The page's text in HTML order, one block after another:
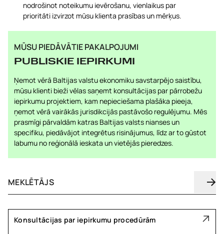
nodrošinot noteikumu ievērošanu, vienlaikus par
prioritāti izvirzot mūsu klienta prasības un mērķus.
MŪSU PIEDĀVĀTIE PAKALPOJUMI
PUBLISKIE IEPIRKUMI
Ņemot vērā Baltijas valstu ekonomiku savstarpējo saistību,
mūsu klienti bieži vēlas saņemt konsultācijas par pārrobežu
iepirkumu projektiem, kam nepieciešama plašāka pieeja,
ņemot vērā vairākās jurisdikcijās pastāvošo regulējumu. Mēs
prasmīgi pārvaldām katras Baltijas valsts nianses un
specifiku, piedāvājot integrētus risinājumus, līdz ar to gūstot
labumu no reģionālā ieskata un vietējās pieredzes.
Konsultācijas par iepirkumu procedūrām